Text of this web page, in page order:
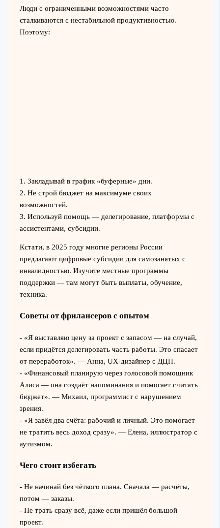
Люди с ограниченными возможностями часто
сталкиваются с нестабильной продуктивностью.
Поэтому:
1. Закладывай в график «буферные» дни.
2. Не строй бюджет на максимуме своих
возможностей.
3. Используй помощь — делегирование, платформы с
ассистентами, субсидии.
Кстати, в 2025 году многие регионы России
предлагают цифровые субсидии для самозанятых с
инвалидностью. Изучите местные программы
поддержки — там могут быть выплаты, обучение,
техника.
Советы от фрилансеров с опытом
- «Я выставляю цену за проект с запасом — на случай,
если придётся делегировать часть работы. Это спасает
от переработок». — Анна, UX-дизайнер с ДЦП.
- «Финансовый планирую через голосовой помощник
Алиса — она создаёт напоминания и помогает считать
бюджет». — Михаил, программист с нарушением
зрения.
- «Я завёл два счёта: рабочий и личный. Это помогает
не тратить весь доход сразу». — Елена, иллюстратор с
аутизмом.
Чего стоит избегать
- Не начинай без чёткого плана. Сначала — расчёты,
потом — заказы.
- Не трать сразу всё, даже если пришёл большой
проект.